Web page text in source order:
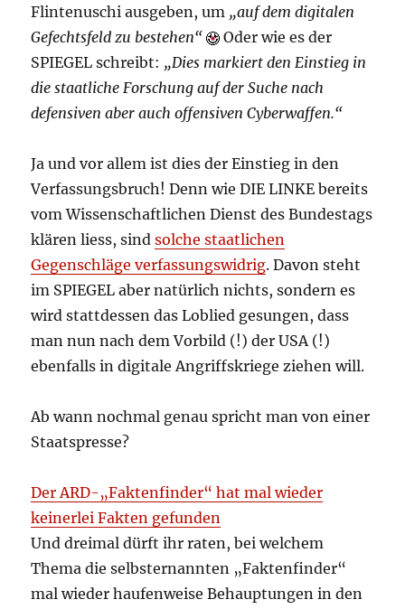
Flintenuschi ausgeben, um „auf dem digitalen
Gefechtsfeld zu bestehen“
Oder wie es der
SPIEGEL schreibt: „Dies markiert den Einstieg in
die staatliche Forschung auf der Suche nach
defensiven aber auch offensiven Cyberwaffen.“
Ja und vor allem ist dies der Einstieg in den
Verfassungsbruch! Denn wie DIE LINKE bereits
vom Wissenschaftlichen Dienst des Bundestags
klären liess, sindsolche staatlichen
Gegenschläge verfassungswidrig. Davon steht
im SPIEGEL aber natürlich nichts, sondern es
wird stattdessen das Loblied gesungen, dass
man nun nach dem Vorbild (!) der USA (!)
ebenfalls in digitale Angriffskriege ziehen will.
Ab wann nochmal genau spricht man von einer
Staatspresse?
Der ARD-„Faktenfinder“ hat mal wieder
keinerlei Fakten gefunden
Und dreimal dürft ihr raten, bei welchem
Thema die selbsternannten „Faktenfinder“
mal wieder haufenweise Behauptungen in den